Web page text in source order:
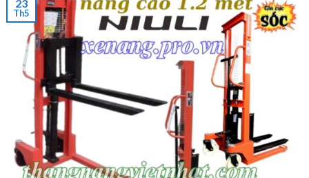
23
Th5